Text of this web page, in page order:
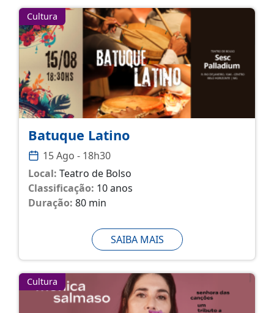
Cultura
Batuque Latino
15 Ago - 18h30
Local: Teatro de Bolso
Classificação: 10 anos
Duração: 80 min
SAIBA MAIS
Cultura